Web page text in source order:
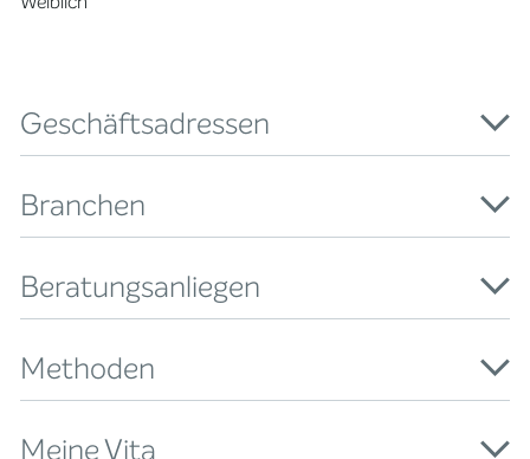
Geschäftsadressen
Branchen
Beratungsanliegen
Methoden
Meine Vita